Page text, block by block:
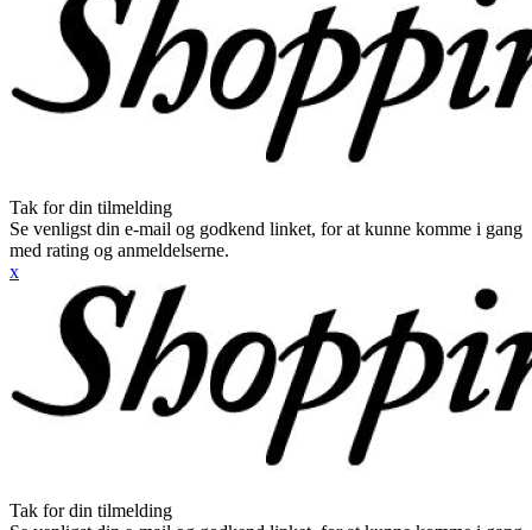
Tak for din tilmelding
Se venligst din e-mail og godkend linket, for at kunne komme i gang
med rating og anmeldelserne.
x
Tak for din tilmelding